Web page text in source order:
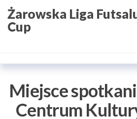
Przejdź
do
treści
Żarowska Liga
Cup
Miejsce
Centrum